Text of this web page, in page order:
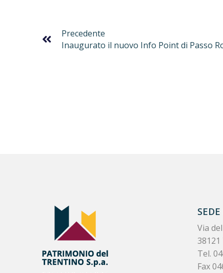
Precedente
Inaugurato il nuovo Info Point di Passo
Via
Tel.
Fax